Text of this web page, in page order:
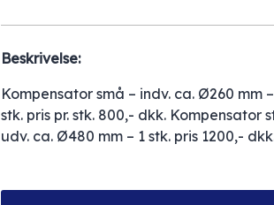
Beskrivelse:
Kompensator små – indv. ca. Ø260 mm
stk. pris pr. stk. 800,- dkk. Kompensator
udv. ca. Ø480 mm – 1 stk. pris 1200,-